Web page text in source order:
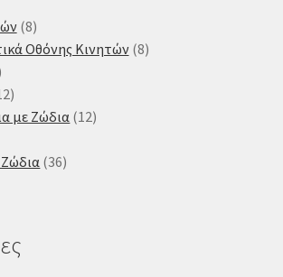
88
προϊόντα
Οθόνης Κινητών 88
12
προϊόντα
με Ζώδια 1212
Ζώδια 3636